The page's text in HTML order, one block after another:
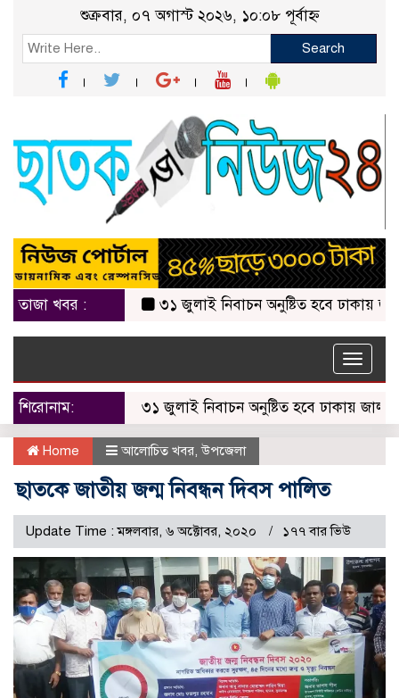
শুক্রবার, ০৭ অগাস্ট ২০২৬, ১০:০৮ পূর্বাহ্ন
Search
তাজা খবর : ৩১ জুলাই নিবাচন অনু‌ষ্টিত হ‌বে ঢাকায়
Toggle
শিরোনাম:
৩১ জুলাই নিবাচন অনু‌ষ্টিত হ‌বে ঢাকায়
Home আলোচিত খবর,উপজেলা
ছাতকে জাতীয় জন্ম নিবন্ধন দিবস পালিত
Update Time : মঙ্গলবার, ৬ অক্টোবর, ২০২০ ১৭৭ বার ভিউ